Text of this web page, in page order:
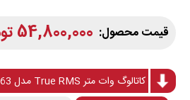
54,800,000 تومان
کاتالوگ وات متر True RMS مدل LUTRON-DW-6063